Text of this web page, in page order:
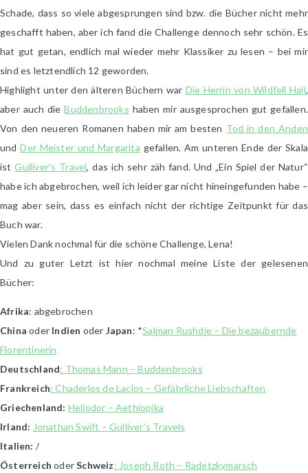
Schade, dass so viele abgesprungen sind bzw. die Bücher nicht mehr
geschafft haben, aber ich fand die Challenge dennoch sehr schön. Es
hat gut getan, endlich mal wieder mehr Klassiker zu lesen – bei mir
sind es letztendlich 12 geworden.
Highlight unter den älteren Büchern war Die Herrin von Wildfell Hall,
aber auch dieBuddenbrooks haben mir ausgesprochen gut gefallen.
Von den neueren Romanen haben mir am besten Tod in den Anden
undDer Meister und Margarita gefallen. Am unteren Ende der Skala
istGulliver’s Travel, das ich sehr zäh fand. Und „Ein Spiel der Natur“
habe ich abgebrochen, weil ich leider gar nicht hineingefunden habe –
mag aber sein, dass es einfach nicht der richtige Zeitpunkt für das
Buch war.
Vielen Dank nochmal für die schöne Challenge, Lena!
Und zu guter Letzt ist hier nochmal meine Liste der gelesenen
Bücher:
Afrika: abgebrochen
Chinaoder Indien oder Japan: *Salman Rushdie – Die bezaubernde
Florentinerin
Deutschland: Thomas Mann – Buddenbrooks
Frankreich: Chaderlos de Laclos – Gefährliche Liebschaften
Griechenland: Heliodor – Aethiopika
Irland: Jonathan Swift – Gulliver’s Travels
Italien: /
ÖsterreichoderSchweiz: Joseph Roth – Radetzkymarsch